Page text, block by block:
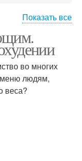
для кишечника
Показать все
во многих
меню людям,
веса?